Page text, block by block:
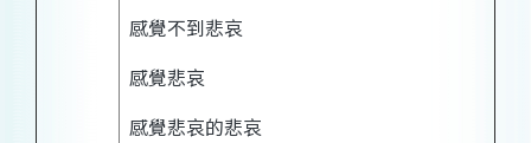
感覺不到悲哀
感覺悲哀
感覺悲哀的悲哀